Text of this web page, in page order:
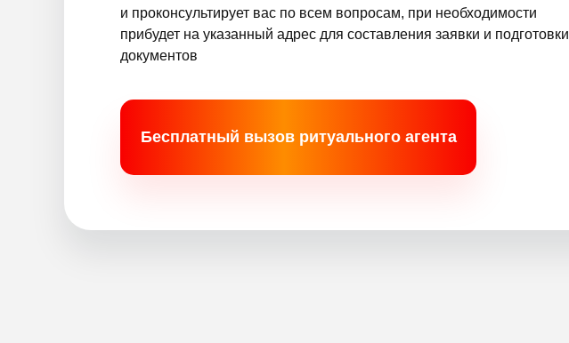
Бесплатный вызов ритуального агента
и проконсультирует вас по всем вопросам, при необходимости
прибудет на указанный адрес для составления заявки и подготовки
документов